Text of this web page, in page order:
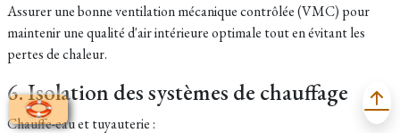
Assurer une bonne ventilation mécanique contrôlée (VMC) pour
maintenir une qualité d'air intérieure optimale tout en évitant les
pertes de chaleur.
6. Isolation des systèmes de chauffage
Chauffe-eau et tuyauterie :